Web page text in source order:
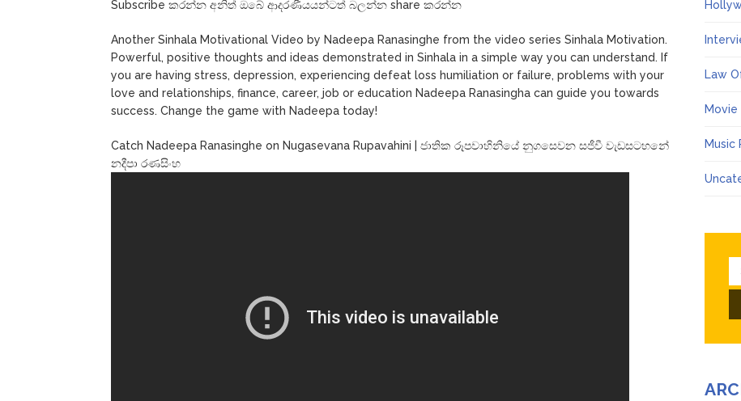
Subscribe කරන්න අනිත් ඔබේ ආදරණීයයන්ටත් බලන්න share කරන්න
Another Sinhala Motivational Video by Nadeepa Ranasinghe from the video series Sinhala Motivation.
Powerful, positive thoughts and ideas demonstrated in Sinhala in a simple way you can understand. If
you are having stress, depression, experiencing defeat loss humiliation or failure, problems with your
love and relationships, finance, career, job or education Nadeepa Ranasingha can guide you towards
success. Change the game with Nadeepa today!
Catch Nadeepa Ranasinghe on Nugasevana Rupavahini | ජාතික රූපවාහිනියේ නුගසෙවන සජීවී වැඩසටහනේ
නදීපා රණසිංහ
Law
Movie
Music